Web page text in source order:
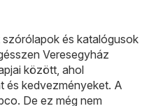
szórólapok és katalógusok
Veresegyház
között, ahol
és kedvezményeket. A
. De ez még nem